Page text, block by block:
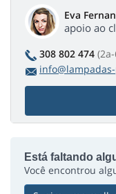
Eva
apoio ao
308 802 474
Está faltando
Você encontrou